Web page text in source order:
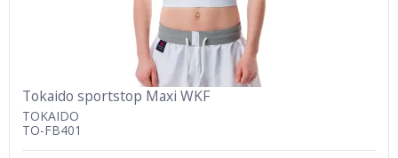
Tokaido sportstop Maxi WKF
TOKAIDO
TO-FB401